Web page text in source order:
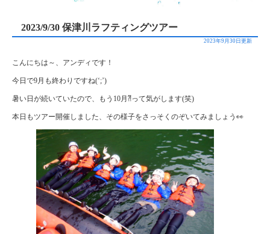
2023/9/30 保津川ラフティングツアー
2023年9月30日更新
こんにちは～、アンディです！
今日で9月も終わりですね(‘;’)
暑い日が続いていたので、もう10月⁈って気がします(笑)
本日もツアー開催しました、その様子をさっそくのぞいてみましょう👀